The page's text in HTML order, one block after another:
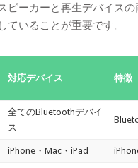
ピーカーと再生デバイスの
ていることが重要です。
対応デバイス 特徴
全てのBluetoothデバイ
ス
iPhone・Mac・iPad